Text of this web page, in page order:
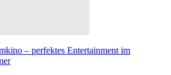
– perfektes Entertainment im